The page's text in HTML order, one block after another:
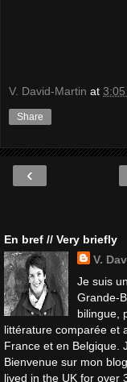
V. David-Martin at 3:05
Share
‹
En bref // Very briefly
V.
Je suis
Grande-
bilingue,
littérature comparée et
France et en Belgique.
Bienvenue sur mon
lived in the UK for over